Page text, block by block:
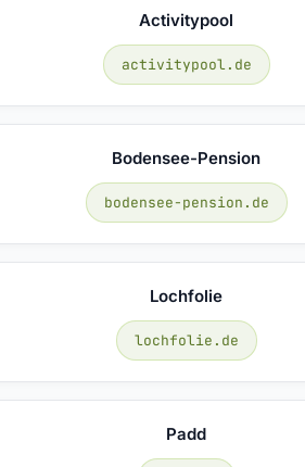
Activitypool
activitypool.de
Bodensee-Pension
bodensee-pension.de
Lochfolie
lochfolie.de
Padd